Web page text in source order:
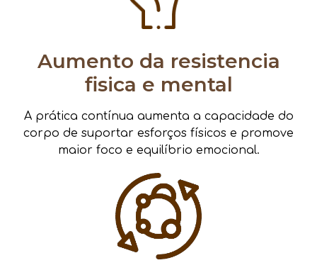
Aumento da resistencia
fisica e mental
A prática contínua aumenta a capacidade do
corpo de suportar esforços físicos e promove
maior foco e equilíbrio emocional.